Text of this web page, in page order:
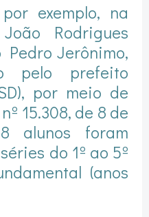
exemplo, na
Rodrigues
Jerônimo,
pelo prefeito
por meio de
15.308, de 8 de
alunos foram
do 1º ao 5º
(anos